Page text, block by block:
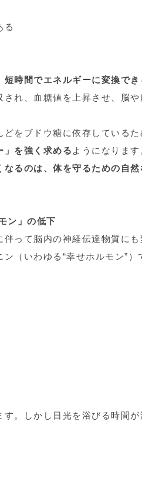
る
短時間でエネルギーに変換でき
れ、血糖値を上昇させ、脳
をブドウ糖に依存しているた
」を強く求める ようになります
なるのは、体を守るための自
ン」の低下
って脳内の神経伝達物質にも
（いわゆる“幸せホルモン”）
す。しかし日光を浴びる時間